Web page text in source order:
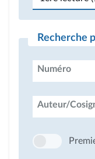
Recherche
Numéro
Auteur/